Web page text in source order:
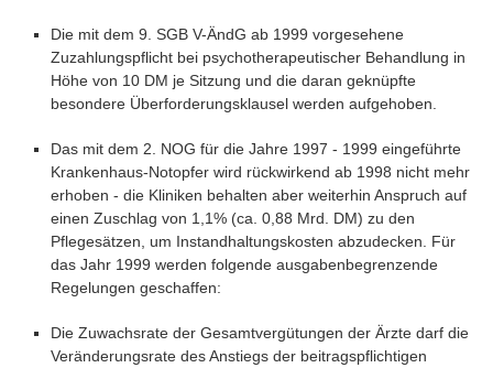
Die mit dem 9. SGB V-ÄndG ab 1999 vorgesehene
Zuzahlungspflicht bei psychotherapeutischer Behandlung in
Höhe von 10 DM je Sitzung und die daran geknüpfte
besondere Überforderungsklausel werden aufgehoben.
Das mit dem 2. NOG für die Jahre 1997 - 1999 eingeführte
Krankenhaus-Notopfer wird rückwirkend ab 1998 nicht mehr
erhoben - die Kliniken behalten aber weiterhin Anspruch auf
einen Zuschlag von 1,1% (ca. 0,88 Mrd. DM) zu den
Pflegesätzen, um Instandhaltungskosten abzudecken. Für
das Jahr 1999 werden folgende ausgabenbegrenzende
Regelungen geschaffen:
Die Zuwachsrate der Gesamtvergütungen der Ärzte darf die
Veränderungsrate des Anstiegs der beitragspflichtigen